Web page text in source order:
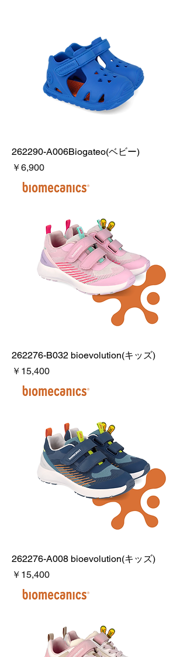
262290-A006Biogateo(ベビー)
価格
￥6,900
262276-B032 bioevolution(キッズ)
価格
￥15,400
262276-A008 bioevolution(キッズ)
価格
￥15,400